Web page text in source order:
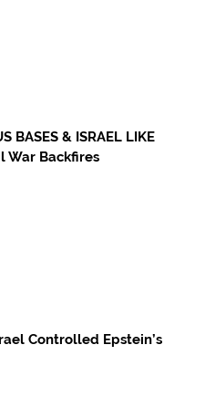
BASES & ISRAEL LIKE
War Backfires
Controlled Epstein’s